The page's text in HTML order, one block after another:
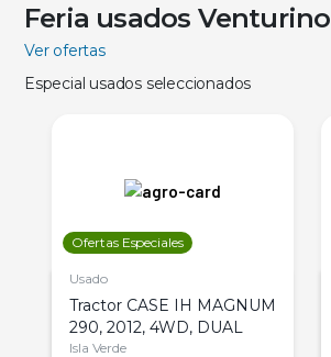
Feria usados Venturino
Ver ofertas
Especial usados seleccionados
Ofertas Especiales
Usado
Tractor CASE IH MAGNUM
290, 2012, 4WD, DUAL
Isla Verde